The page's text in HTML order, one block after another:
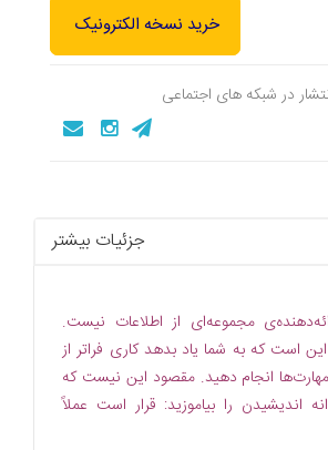
خرید نسخه الکترونیک
در شبکه های اجتماعی
جزئیات بیشتر
مجموعه‌ای از اطلاعات نیست.
است که به شما یاد بدهد کاری فراتر از
انجام دهید. مقصود این نیست که
اندیشیدن را بیاموزید: قرار است عملاً